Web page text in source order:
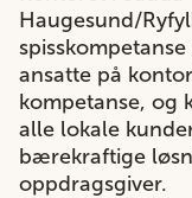
Haugesund/
ansatte på
kompetanse, og
alle lokale
bærekraftige
oppdragsgiver.